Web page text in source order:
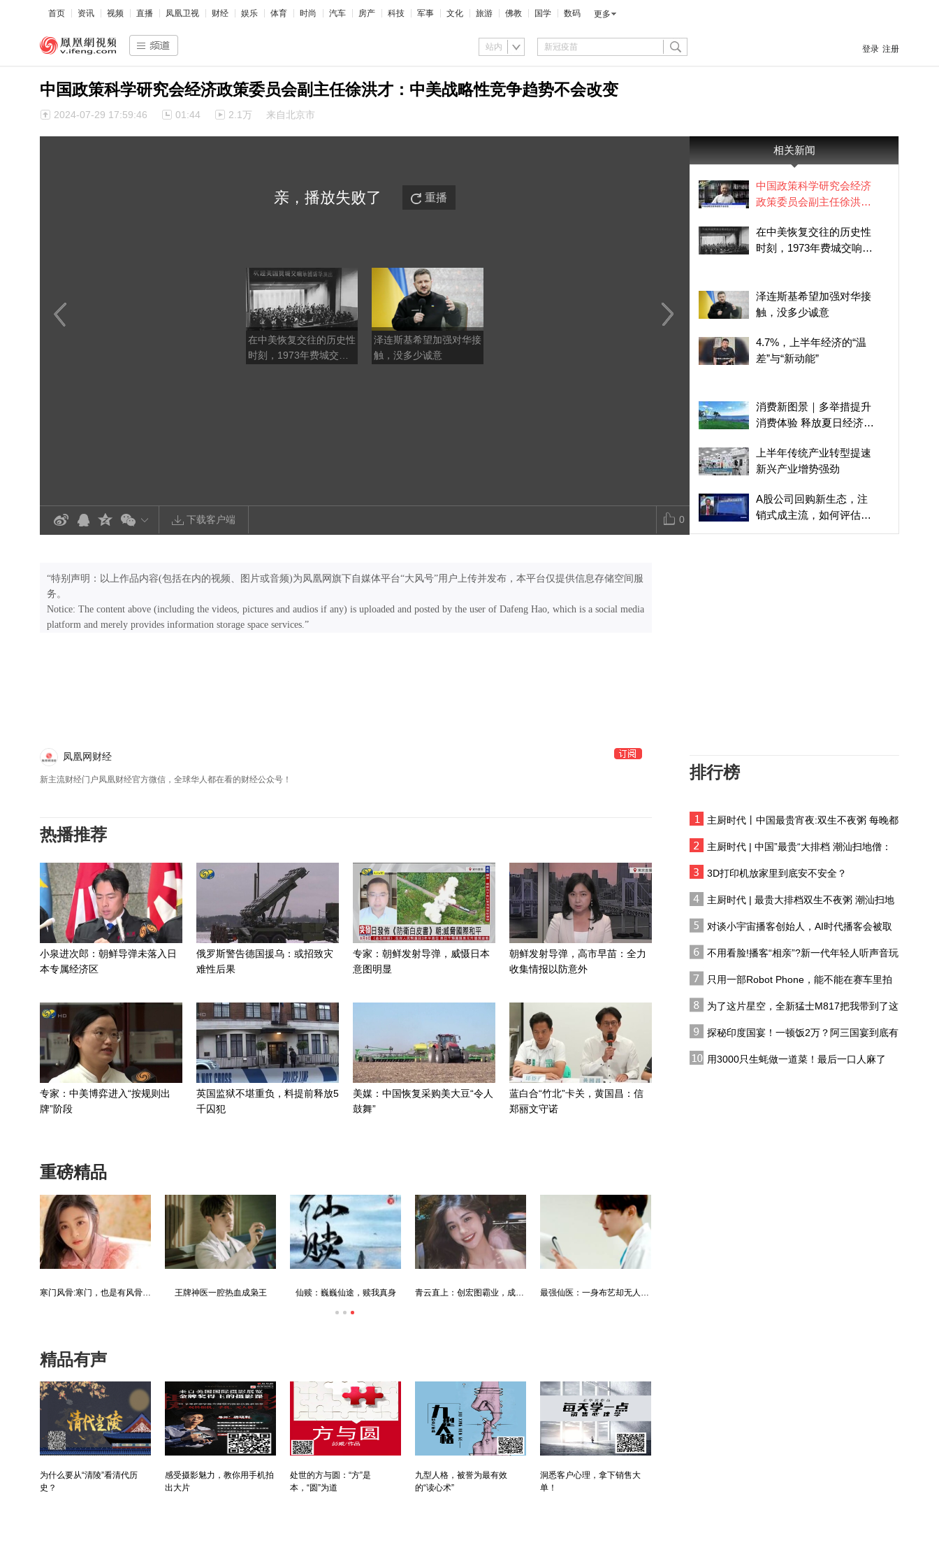
首页 资讯 视频 直播 凤凰卫视 财经 娱乐 体育 时尚 汽车 房产 科技 军事 文化 旅游 佛教 国学 数码 更多
站内 登录 注册
中国政策科学研究会经济政策委员会副主任徐洪才：中美战略性竞争趋势不会改变
2024-07-29 17:59:46 01:44 2.1万 来自北京市
亲，播放失败了 重播
在中美恢复交往的历史性
时刻，1973年费城交响
泽连斯基希望加强对华接
触，没多少诚意
上半年传统产业转型提速
新兴产业增势强劲
北京海关：服贸会延续进
口展品免税政策
下载客户端 0
相关新闻
中国政策科学研究会经济
政策委员会副主任徐洪
不会改变
在中美恢复交往的历史性
时刻，1973年费城交响乐
泽连斯基希望加强对华接
触，没多少诚意
4.7%，上半年经济的“温
差”与“新动能”
消费新图景｜多举措提升
消费体验 释放夏日经济活
上半年传统产业转型提速
新兴产业增势强劲
A股公司回购新生态，注
销式成主流，如何评估股
价支撑效用？
盛夏旺季遇冷，可乐冰红
2026凤凰之星上市公司评
抱智能化转型
新兴产业增势强劲
向海，问路——专访福建
港口集团董事长陈志平
10亿美金“赎身”？现代掌
代
直达大湾区｜粤澳名优商
“特别声明：以上作品内容(包括在内的视频、图片或音频)为凤凰网旗下自媒体平台“大风号”用户上传并发布，本平台仅提供信息存储空间服
务。
Notice: The content above (including the videos, pictures and audios if any) is uploaded and posted by the user of Dafeng Hao, which is a social media
platform and merely provides information storage space services.”
凤凰网财经
新主流财经门户凤凰财经官方微信，全球华人都在看的财经公众号！
热播推荐
小泉进次郎：朝鲜导弹未落入日
本专属经济区
俄罗斯警告德国援乌：或招致灾
难性后果
专家：朝鲜发射导弹，威慑日本
意图明显
朝鲜发射导弹，高市早苗：全力
收集情报以防意外
专家：中美博弈进入“按规则出
牌”阶段
英国监狱不堪重负，料提前释放5
千囚犯
美媒：中国恢复采购美大豆“令人
鼓舞”
蓝白合“竹北”卡关，黄国昌：信
郑丽文守诺
重磅精品
寒门风骨:寒门，也是有风骨的！ 王牌神医一腔热血成枭王 仙赎：巍巍仙途，赎我真身 青云直上：创宏图霸业，成人生赢家 最强仙医：一身布艺却无人不识
精品有声
为什么要从“清陵”看清代历
史？
感受摄影魅力，教你用手机拍
出大片
处世的方与圆：“方”是
本，“圆”为道
九型人格，被誉为最有效
的“读心术”
洞悉客户心理，拿下销售大
单！
排行榜
主厨时代丨中国最贵宵夜:双生不夜粥 每晚都
主厨时代 | 中国”最贵“大排档 潮汕扫地僧：
3D打印机放家里到底安不安全？
主厨时代 | 最贵大排档双生不夜粥 潮汕扫地
对谈小宇宙播客创始人，AI时代播客会被取
不用看脸!播客“相亲”?新一代年轻人听声音玩
只用一部Robot Phone，能不能在赛车里拍
为了这片星空，全新猛士M817把我带到了这
探秘印度国宴！一顿饭2万？阿三国宴到底有
用3000只生蚝做一道菜！最后一口人麻了